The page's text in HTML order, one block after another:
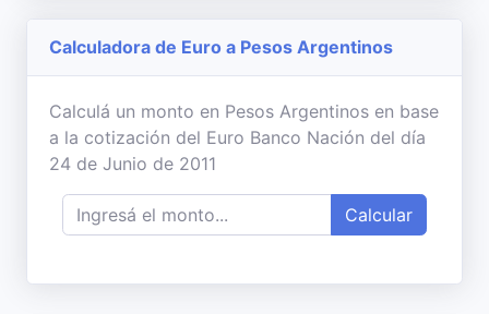
Calculadora de Euro a Pesos Argentinos
Calculá un monto en Pesos Argentinos en base
a la cotización del Euro Banco Nación del día
24 de Junio de 2011
Calcular